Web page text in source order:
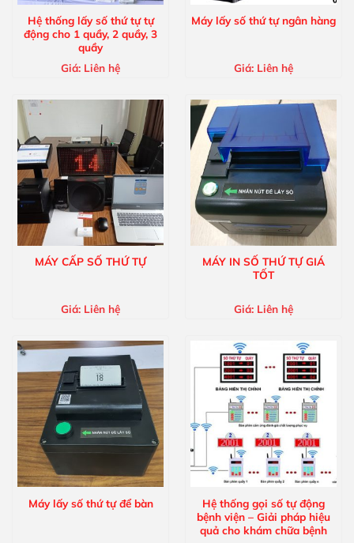
Hệ thống lấy số thứ tự tự
động cho 1 quầy, 2 quầy, 3
quầy
Giá: Liên hệ
Máy lấy số thứ tự ngân hàng
Giá: Liên hệ
MÁY CẤP SỐ THỨ TỰ
Giá: Liên hệ
MÁY IN SỐ THỨ TỰ GIÁ
TỐT
Giá: Liên hệ
Máy lấy số thứ tự để bàn
Hệ thống gọi số tự động
bệnh viện – Giải pháp hiệu
quả cho khám chữa bệnh